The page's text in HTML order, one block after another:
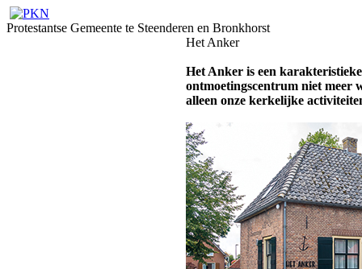
Protestantse Gemeente te Steenderen en Bronkhorst
Het Anker
Het Anker is een
ontmoetingscentrum niet meer
alleen onze kerkelijke